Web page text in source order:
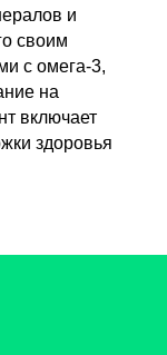
и
своим
с омега-3,
на
включает
здоровья